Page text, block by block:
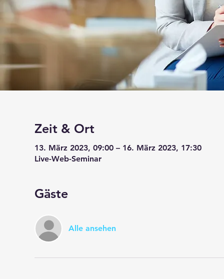
Zeit & Ort
13. März 2023, 09:00 – 16. März 2023, 17:30
Live-Web-Seminar
Gäste
Alle ansehen